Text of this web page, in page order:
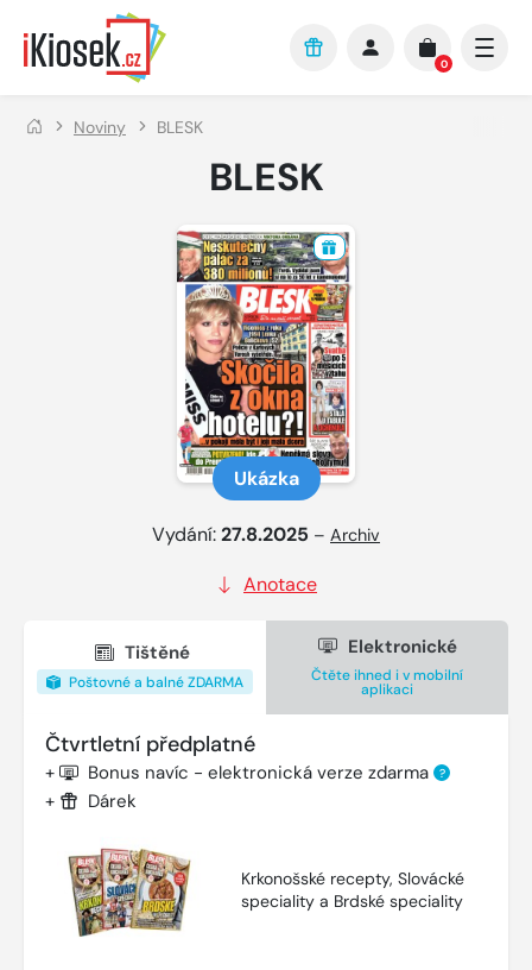
Přejít na hlavní obsah
0
Noviny BLESK
BLESK
Ukázka
Vydání:27.8.2025 – Archiv
Anotace
Tištěné
Poštovné a balné ZDARMA
Elektronické
Čtěte ihned i v mobilní
aplikaci
Čtvrtletní předplatné
+ Bonus navíc - elektronická verze zdarma ?
+ Dárek
Krkonošské recepty, Slovácké
speciality a Brdské speciality